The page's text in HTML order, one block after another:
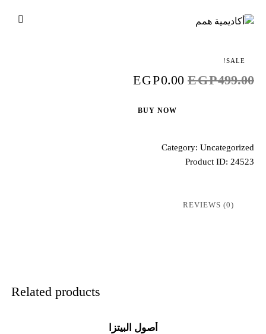
SALE!
EGP499.00
EGP0.00
BUY NOW
Category: Uncategorized
Product ID: 24523
REVIEWS (0)
Related products
أصول البيتزا